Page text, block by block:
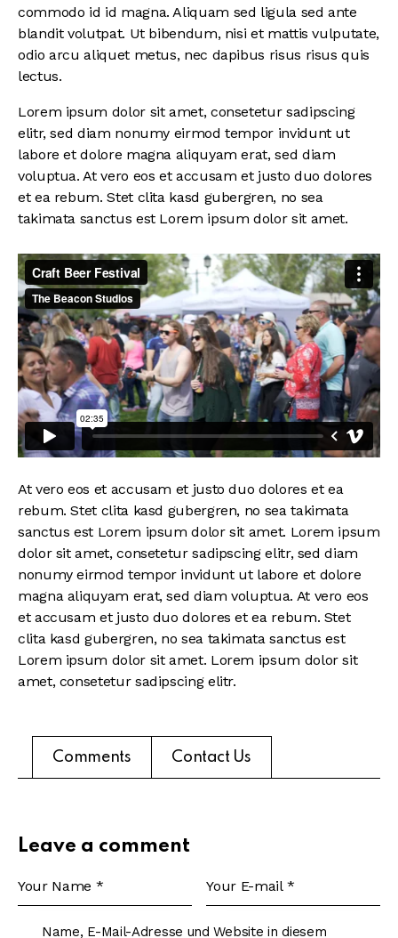
commodo id id magna. Aliquam sed ligula sed ante
blandit volutpat. Ut bibendum, nisi et mattis vulputate,
odio arcu aliquet metus, nec dapibus risus risus quis
lectus.
Lorem ipsum dolor sit amet, consetetur sadipscing
elitr, sed diam nonumy eirmod tempor invidunt ut
labore et dolore magna aliquyam erat, sed diam
voluptua. At vero eos et accusam et justo duo dolores
et ea rebum. Stet clita kasd gubergren, no sea
takimata sanctus est Lorem ipsum dolor sit amet.
At vero eos et accusam et justo duo dolores et ea
rebum. Stet clita kasd gubergren, no sea takimata
sanctus est Lorem ipsum dolor sit amet. Lorem ipsum
dolor sit amet, consetetur sadipscing elitr, sed diam
nonumy eirmod tempor invidunt ut labore et dolore
magna aliquyam erat, sed diam voluptua. At vero eos
et accusam et justo duo dolores et ea rebum. Stet
clita kasd gubergren, no sea takimata sanctus est
Lorem ipsum dolor sit amet. Lorem ipsum dolor sit
amet, consetetur sadipscing elitr.
Comments Contact Us
Leave a comment
Name, E-Mail-Adresse und Website in diesem